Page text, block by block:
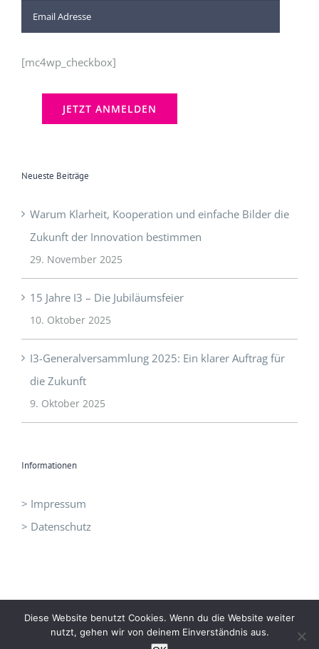
[mc4wp_checkbox]
Neueste Beiträge
Warum Klarheit, Kooperation und einfache Bilder die
Zukunft der Innovation bestimmen
29. November 2025
15 Jahre I3 – Die Jubiläumsfeier
10. Oktober 2025
I3-Generalversammlung 2025: Ein klarer Auftrag für
die Zukunft
9. Oktober 2025
Informationen
> Impressum
> Datenschutz
I3 - Initiative Intelligent Innovation |office@idrei.at | +43 660
Diese Website benutzt Cookies. Wenn du die Website weiter
nutzt, gehen wir von deinem Einverständnis aus.